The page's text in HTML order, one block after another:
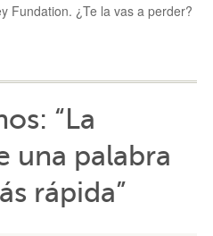
Fundation. ¿Te la vas a perder?
“La
una palabra
rápida”